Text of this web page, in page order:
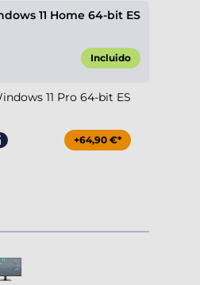
11 Home 64-bit ES
Incluido
11 Pro 64-bit ES
+64,90 €*